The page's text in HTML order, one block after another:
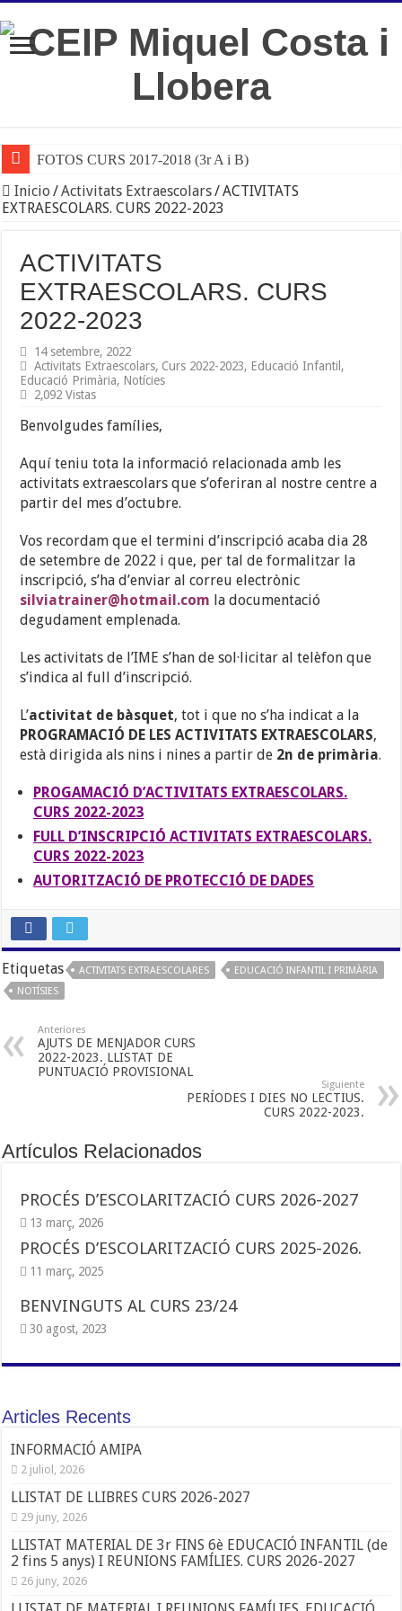
FOTOS CURS 2017-2018 (3r A i B)
Inicio /Activitats Extraescolars/ACTIVITATS
EXTRAESCOLARS. CURS 2022-2023
ACTIVITATS
EXTRAESCOLARS. CURS
2022-2023
14 setembre, 2022
Activitats Extraescolars, Curs 2022-2023, Educació Infantil ,
Educació Primària, Notícies
2,092 Vistas
Benvolgudes famílies,
Aquí teniu tota la informació relacionada amb les
activitats extraescolars que s’oferiran al nostre centre a
partir del mes d’octubre.
Vos recordam que el termini d’inscripció acaba dia 28
de setembre de 2022 i que, per tal de formalitzar la
inscripció, s’ha d’enviar al correu electrònic
silviatrainer@hotmail.com la documentació
degudament emplenada.
Les activitats de l’IME s’han de sol·licitar al telèfon que
s’indica al full d’inscripció.
L’activitat de bàsquet, tot i que no s’ha indicat a la
PROGRAMACIÓ DE LES ACTIVITATS EXTRAESCOLARS,
està dirigida als nins i nines a partir de 2n de primària.
PROGAMACIÓ D’ACTIVITATS EXTRAESCOLARS.
CURS 2022-2023
FULL D’INSCRIPCIÓ ACTIVITATS EXTRAESCOLARS.
CURS 2022-2023
AUTORITZACIÓ DE PROTECCIÓ DE DADES
Etiquetas ACTIVITATS EXTRAESCOLARES
EDUCACIÓ INFANTIL I PRIMÀRIA
NOTÍSIES
Anteriores
AJUTS DE MENJADOR CURS
2022-2023. LLISTAT DE
PUNTUACIÓ PROVISIONAL
Siguiente
PERÍODES I DIES NO LECTIUS.
CURS 2022-2023.
Artículos Relacionados
PROCÉS D’ESCOLARITZACIÓ CURS 2026-2027
13 març, 2026
PROCÉS D’ESCOLARITZACIÓ CURS 2025-2026.
11 març, 2025
BENVINGUTS AL CURS 23/24
30 agost, 2023
Articles Recents
INFORMACIÓ AMIPA
2 juliol, 2026
LLISTAT DE LLIBRES CURS 2026-2027
29 juny, 2026
LLISTAT MATERIAL DE 3r FINS 6è EDUCACIÓ INFANTIL (de
2 fins 5 anys) I REUNIONS FAMÍLIES. CURS 2026-2027
26 juny, 2026